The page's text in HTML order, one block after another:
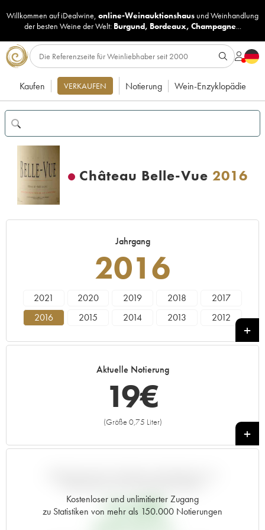
Willkommen auf iDealwine, online-Weinauktionshaus undWeinhandlung
der besten Weine der Welt: Burgund, Bordeaux, Champagne...
Kaufen VERKAUFEN Notierung Wein-Enzyklopädie
Château Belle-Vue 2016
Jahrgang
2016
2021 2020 2019 2018
2017
2016
2015 2014 2013
2012
2000
Aktuelle Notierung
19€
(Größe 0,75 Liter)
+
Kostenloser und unlimitierter Zugang
zu Statistiken von mehr als 150.000 Notierungen
14,62€